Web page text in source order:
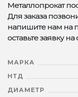
Металлопрокат
Для заказа
напишите нам на
оставьте заявку на
МАРКА
НТД
ДИАМЕТР